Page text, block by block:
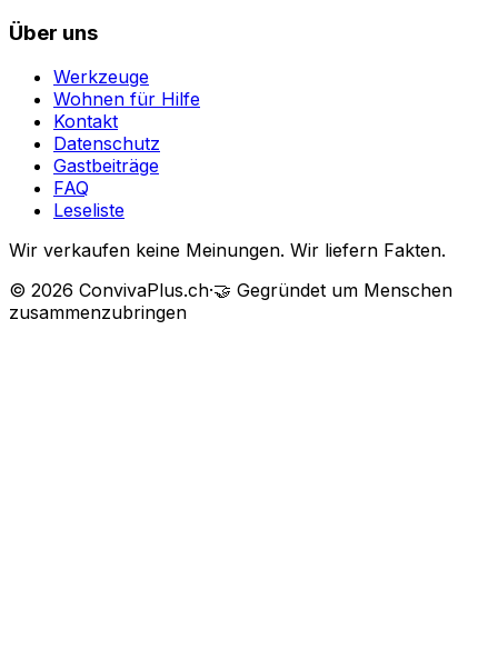
Über uns
Werkzeuge
Wohnen für Hilfe
Kontakt
Datenschutz
Gastbeiträge
FAQ
Leseliste
Wir verkaufen keine Meinungen. Wir liefern Fakten.
© 2026 ConvivaPlus.ch·🤝 Gegründet um Menschen
zusammenzubringen